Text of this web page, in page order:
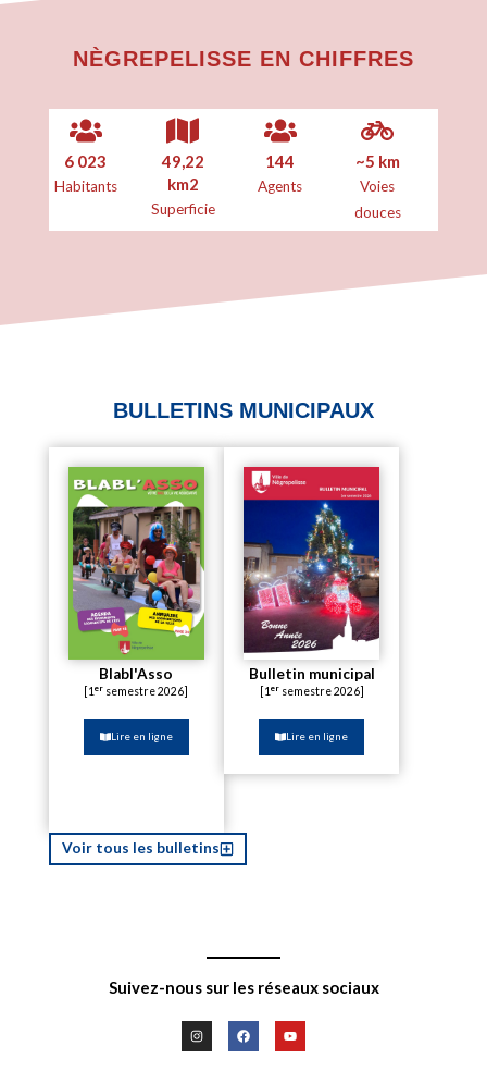
NÈGREPELISSE EN CHIFFRES
6 023
Habitants
49,22
km2
Superficie
144
Agents
~5 km
Voies
douces
BULLETINS MUNICIPAUX
Blabl'Asso
[1er semestre 2026]
Lire en ligne
Bulletin municipal
[1 ersemestre 2026]
Lire en ligne
Voir tous les bulletins
Suivez-nous sur les réseaux sociaux